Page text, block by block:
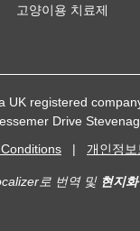
고양이용 치료제
UK registered
Drive
| 개인정
로 번역 및 현지화